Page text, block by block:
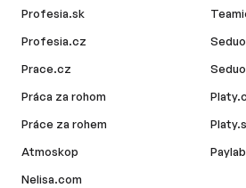
Profesia.sk
Profesia.cz
Prace.cz
Práca za rohom
Práce za rohem
Atmoskop
Nelisa.com